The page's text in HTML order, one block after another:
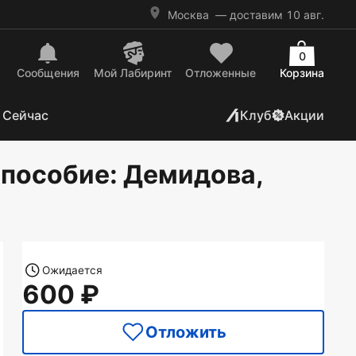
Москва — доставим 10 авг.
Сообщения Mой Лабиринт Отложенные Корзина
0
Клуб Акции
: Демидова,
Ожидается
600
Отложить